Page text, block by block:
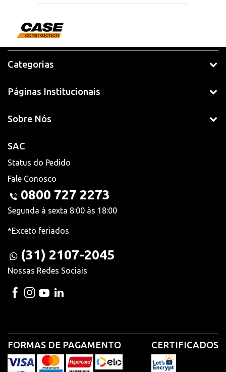
Categorias
Páginas Institucionais
Sobre Nós
SAC
Status do Pedido
Fale Conosco
0800 727 2273
Segunda à sexta 8:00 às 18:00
*Exceto feriados
(31) 2107-2045
Nossas Redes Sociais
FORMAS DE PAGAMENTO CERTIFICADOS